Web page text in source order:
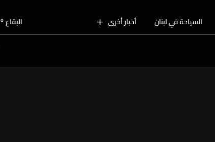
السياحة في لبنان أخبار أخرى البقاع o
الجنوب o